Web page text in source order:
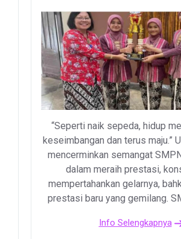
“Seperti naik sepeda, hidup
keseimbangan dan terus maju.”
mencerminkan semangat
dalam meraih prestasi,
mempertahankan gelarnya,
prestasi baru yang gemilang.
Info Selengkapnya